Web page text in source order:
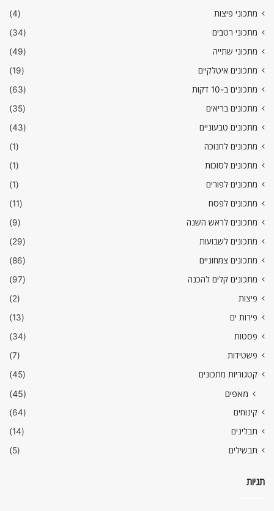
מתכוני פיצות
(4)
מתכוני רטבים
(34)
מתכוני שתייה
(49)
מתכונים איטלקיים
(19)
מתכונים ב-10 דקות
(63)
מתכונים בריאים
(35)
מתכונים טבעוניים
(43)
מתכונים לחנוכה
(1)
מתכונים לסוכות
(1)
מתכונים לפורים
(1)
מתכונים לפסח
(11)
מתכונים לראש השנה
(9)
מתכונים לשבועות
(29)
מתכונים צמחוניים
(86)
מתכונים קלים להכנה
(97)
פיצות
(2)
פירות ים
(13)
פסטות
(34)
פשטידות
(7)
קטגוריות מתכונים
(45)
מאפים (45)
קינוחים
(64)
תבלינים
(14)
תבשילים
(5)
תגיות